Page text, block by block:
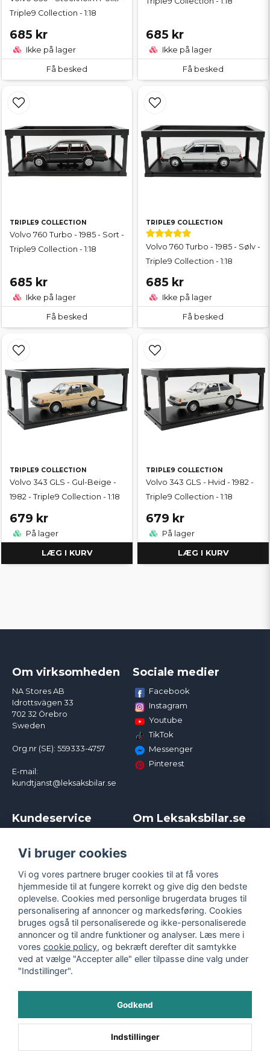
Triple9 Collection - 1:18
685 kr
Ikke på lager
Få besked
685 kr
Ikke på lager
Få besked
TRIPLE9 COLLECTION
Volvo 760 Turbo - 1985 - Sort -
Triple9 Collection - 1:18
685 kr
Ikke på lager
Få besked
TRIPLE9 COLLECTION
Volvo 760 Turbo - 1985 - Sølv -
Triple9 Collection - 1:18
685 kr
Ikke på lager
Få besked
TRIPLE9 COLLECTION
Volvo 343 GLS - Gul-Beige -
1982 - Triple9 Collection - 1:18
679 kr
På lager
LÆG I KURV
TRIPLE9 COLLECTION
Volvo 343 GLS - Hvid - 1982 -
Triple9 Collection - 1:18
679 kr
På lager
LÆG I KURV
Om virksomheden
NA Stores AB
Idrottsvägen 33
702 32 Örebro
Sweden
Org.nr (SE): 559333-4757
E-mail:
kundtjanst@leksaksbilar.se
Sociale medier
Facebook
Instagram
Youtube
TikTok
Messenger
Pinterest
Kundeservice
Kampagner og rabatter
Reklamation
Policy chase cars
Returnera
Logga in
Om Leksaksbilar.se
Handelsbetingelser
Persondatapolitik
Cookies
Vi bruger cookies
Vi og vores partnere bruger cookies til at få vores
hjemmeside til at fungere korrekt og give dig den bedste
oplevelse. Cookies med personlige brugerdata bruges til
personalisering af annoncer og markedsføring. Cookies
bruges også til personaliserede og ikke-personaliserede
annoncer og til andre funktioner og analyser. Læs mere i
vores cookie policy, og bekræft derefter dit samtykke
ved at vælge "Accepter alle" eller tilpasse dine valg under
"Indstillinger".
Godkend
Indstillinger